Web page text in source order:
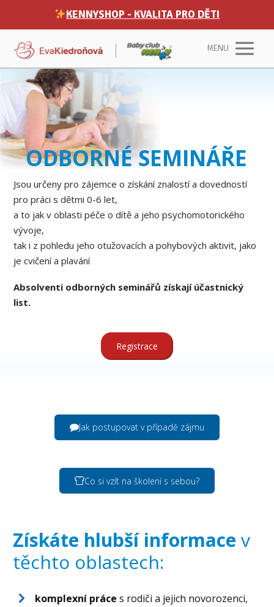
KENNYSHOP - KVALITA PRO DĚTI
MENU
ODBORNÉ SEMINÁŘE
Jsou určeny pro zájemce o získání znalostí a dovedností
pro práci s dětmi 0-6 let,
a to jak v oblasti péče o dítě a jeho psychomotorického
vývoje,
tak i z pohledu jeho otužovacích a pohybových aktivit, jako
je cvičení a plavání
Absolventi odborných seminářů získají účastnický
list.
Registrace
Jak postupovat v případě zájmu
Co si vzít na školení s sebou?
Získáte hlubší informace v
těchto oblastech:
komplexní práce s rodiči a jejich novorozenci,